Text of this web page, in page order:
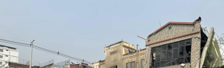
တ်လ ၂၈ ရက်နေ့ မွန်းလွဲ ၁၂ နာရီ ၅၂ မိနစ်အချိန် ပြင်းအား ၇
သမ ၇ အဆင့်ရှိ ငလျင်ကြီး လှုပ်ခတ်ခဲ့သော ကြောင့် မန္တလေးမြို့၊
၅လမ်းနှင့် ၇၅ လမ်းဒေါင့်တွင် ဖွင့်လှစ်ထားသော ကရဝိတ် ကဖေး
ဆောက်အအုံမှာ လုံး၀ပြိုကျသွားခဲ့ကြောင်း၊ ယင်းသို့ ပြိုကျချိန်